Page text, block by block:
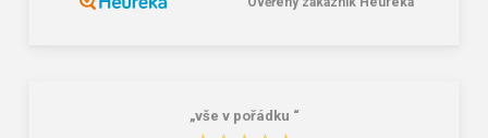
„vše v pořádku “